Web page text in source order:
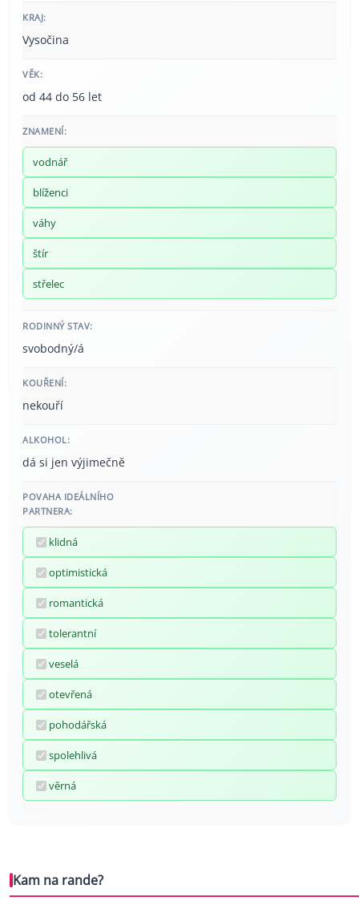
KRAJ:
Vysočina
VĚK:
od 44 do 56 let
ZNAMENÍ:
vodnář
blíženci
váhy
štír
střelec
RODINNÝ STAV:
svobodný/á
KOUŘENÍ:
nekouří
ALKOHOL:
dá si jen výjimečně
POVAHA IDEÁLNÍHO
PARTNERA:
klidná
optimistická
romantická
tolerantní
veselá
otevřená
pohodářská
spolehlivá
věrná
Kam na rande?